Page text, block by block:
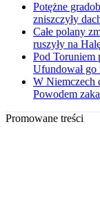
Potężne
zniszczyły
Całe polany
ruszyły na
Pod Toruniem
Ufundował go
W Niemczech
Powodem
Promowane treści